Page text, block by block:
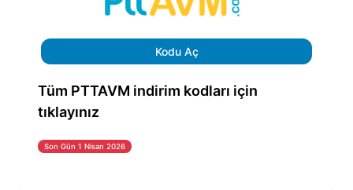
Kodu Aç
Tüm PTTAVM indirim kodları için
tıklayınız
Son Gün 1 Nisan 2026